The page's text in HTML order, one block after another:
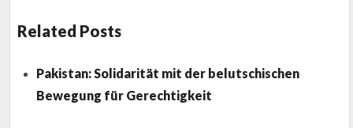
Related Posts
Pakistan: Solidarität mit der belutschischen
Bewegung für Gerechtigkeit